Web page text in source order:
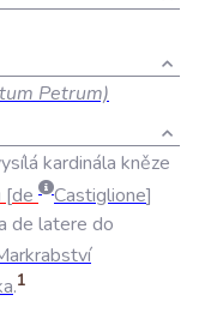
Petrum)
kardinála kněze
de
Castiglione
de latere do
.1